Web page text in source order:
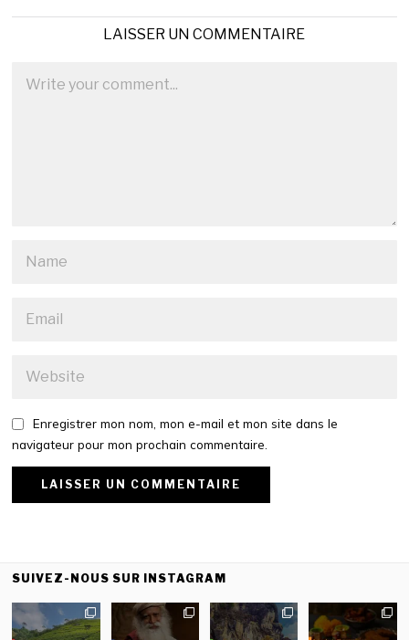
LAISSER UN COMMENTAIRE
Enregistrer mon nom, mon e-mail et mon site dans le
navigateur pour mon prochain commentaire.
SUIVEZ-NOUS SUR INSTAGRAM